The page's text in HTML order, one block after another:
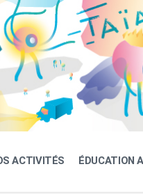
ACTIVITÉS ÉDUCATION